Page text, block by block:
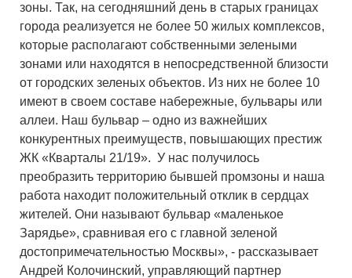
зоны. Так, на сегодняшний день в старых границах
города реализуется не более 50 жилых комплексов,
которые располагают собственными зелеными
зонами или находятся в непосредственной близости
от городских зеленых объектов. Из них не более 10
имеют в своем составе набережные, бульвары или
аллеи. Наш бульвар – одно из важнейших
конкурентных преимуществ, повышающих престиж
ЖК «Кварталы 21/19». У нас получилось
преобразить территорию бывшей промзоны и наша
работа находит положительный отклик в сердцах
жителей. Они называют бульвар «маленькое
Зарядье», сравнивая его с главной зеленой
достопримечательностью Москвы», - рассказывает
Андрей Колочинский, управляющий партнер